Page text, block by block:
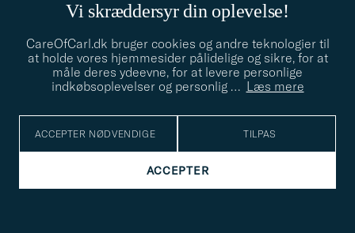
Vi skræddersyr din oplevelse!
CareOfCarl.dk bruger cookies og andre teknologier til
at holde vores hjemmesider pålidelige og sikre, for at
måle deres ydeevne, for at levere personlige
indkøbsoplevelser og personlig … Læs mere
ACCEPTER NØDVENDIGE TILPAS
ACCEPTER
info@careofcarl.dk
Behøver du hjælp til at finde din stil? Lad os hjælpe dig, vi hjælper
gerne til!
STILRÅD